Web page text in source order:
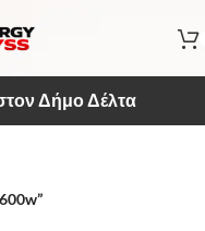
Δήμο Δέλτα